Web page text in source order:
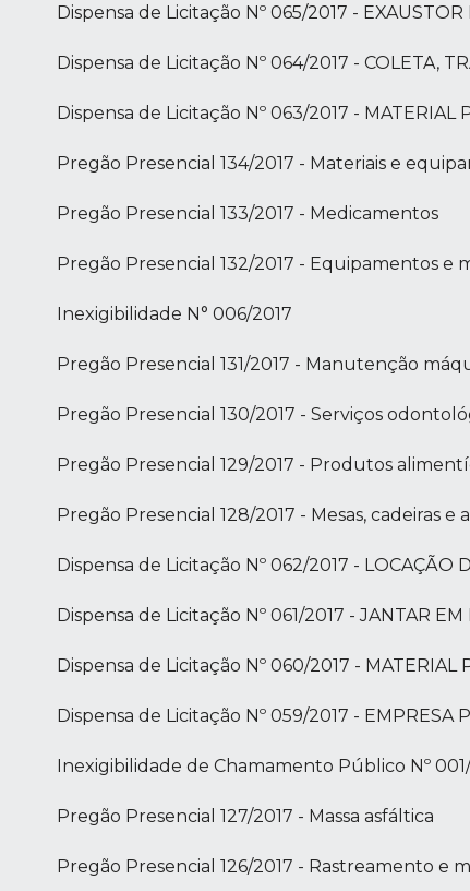
Dispensa de Licitação Nº 065/2017 - EXAUSTOR
Dispensa de Licitação Nº 064/2017 - COLETA,
Dispensa de Licitação Nº 063/2017 - MATERIAL
Pregão Presencial 134/2017 - Materiais e
Pregão Presencial 133/2017 - Medicamentos
Pregão Presencial 132/2017 - Equipamentos e
Inexigibilidade N° 006/2017
Pregão Presencial 131/2017 - Manutenção
Pregão Presencial 130/2017 - Serviços
Pregão Presencial 129/2017 - Produtos
Pregão Presencial 128/2017 - Mesas, cadeiras e
Dispensa de Licitação Nº 062/2017 - LOCAÇÃO
Dispensa de Licitação Nº 061/2017 - JANTAR
Dispensa de Licitação Nº 060/2017 - MATERIAL
Dispensa de Licitação Nº 059/2017 - EMPRESA
Inexigibilidade de Chamamento Público Nº
Pregão Presencial 127/2017 - Massa asfáltica
Pregão Presencial 126/2017 - Rastreamento e